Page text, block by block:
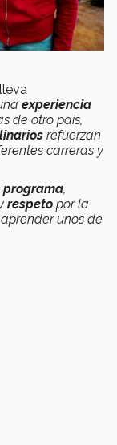
experiencia
de otro país,
refuerzan
carreras y
programa,
respeto por la
unos de